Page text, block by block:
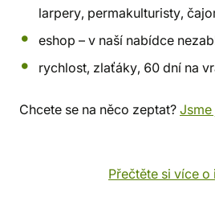
larpery, permakulturisty,
eshop – v naší nabídce
rychlost, zlaťáky, 60 dní na
Chcete se na něco zeptat? Jsme
Přečtěte si více o